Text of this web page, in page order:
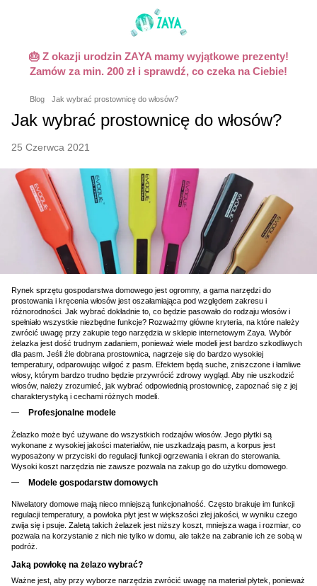
🎂 Z okazji urodzin ZAYA mamy wyjątkowe prezenty!
Zamów za min. 200 zł i sprawdź, co czeka na Ciebie!
Blog Jak wybrać prostownicę do włosów?
Jak wybrać prostownicę do włosów?
25 Czerwca 2021
Rynek sprzętu gospodarstwa domowego jest ogromny, a gama narzędzi do
prostowania i kręcenia włosów jest oszałamiająca pod względem zakresu i
różnorodności. Jak wybrać dokładnie to, co będzie pasowało do rodzaju włosów i
spełniało wszystkie niezbędne funkcje? Rozważmy główne kryteria, na które należy
zwrócić uwagę przy zakupie tego narzędzia w sklepie internetowym Zaya. Wybór
żelazka jest dość trudnym zadaniem, ponieważ wiele modeli jest bardzo szkodliwych
dla pasm. Jeśli źle dobrana prostownica, nagrzeje się do bardzo wysokiej
temperatury, odparowując wilgoć z pasm. Efektem będą suche, zniszczone i łamliwe
włosy, którym bardzo trudno będzie przywrócić zdrowy wygląd. Aby nie uszkodzić
włosów, należy zrozumieć, jak wybrać odpowiednią prostownicę, zapoznać się z jej
charakterystyką i cechami różnych modeli.
Profesjonalne modele
Żelazko może być używane do wszystkich rodzajów włosów. Jego płytki są
wykonane z wysokiej jakości materiałów, nie uszkadzają pasm, a korpus jest
wyposażony w przyciski do regulacji funkcji ogrzewania i ekran do sterowania.
Wysoki koszt narzędzia nie zawsze pozwala na zakup go do użytku domowego.
Modele gospodarstw domowych
Niwelatory domowe mają nieco mniejszą funkcjonalność. Często brakuje im funkcji
regulacji temperatury, a powłoka płyt jest w większości złej jakości, w wyniku czego
zwija się i psuje. Zaletą takich żelazek jest niższy koszt, mniejsza waga i rozmiar, co
pozwala na korzystanie z nich nie tylko w domu, ale także na zabranie ich ze sobą w
podróż.
Jaką powłokę na żelazo wybrać?
Ważne jest, aby przy wyborze narzędzia zwrócić uwagę na materiał płytek, ponieważ